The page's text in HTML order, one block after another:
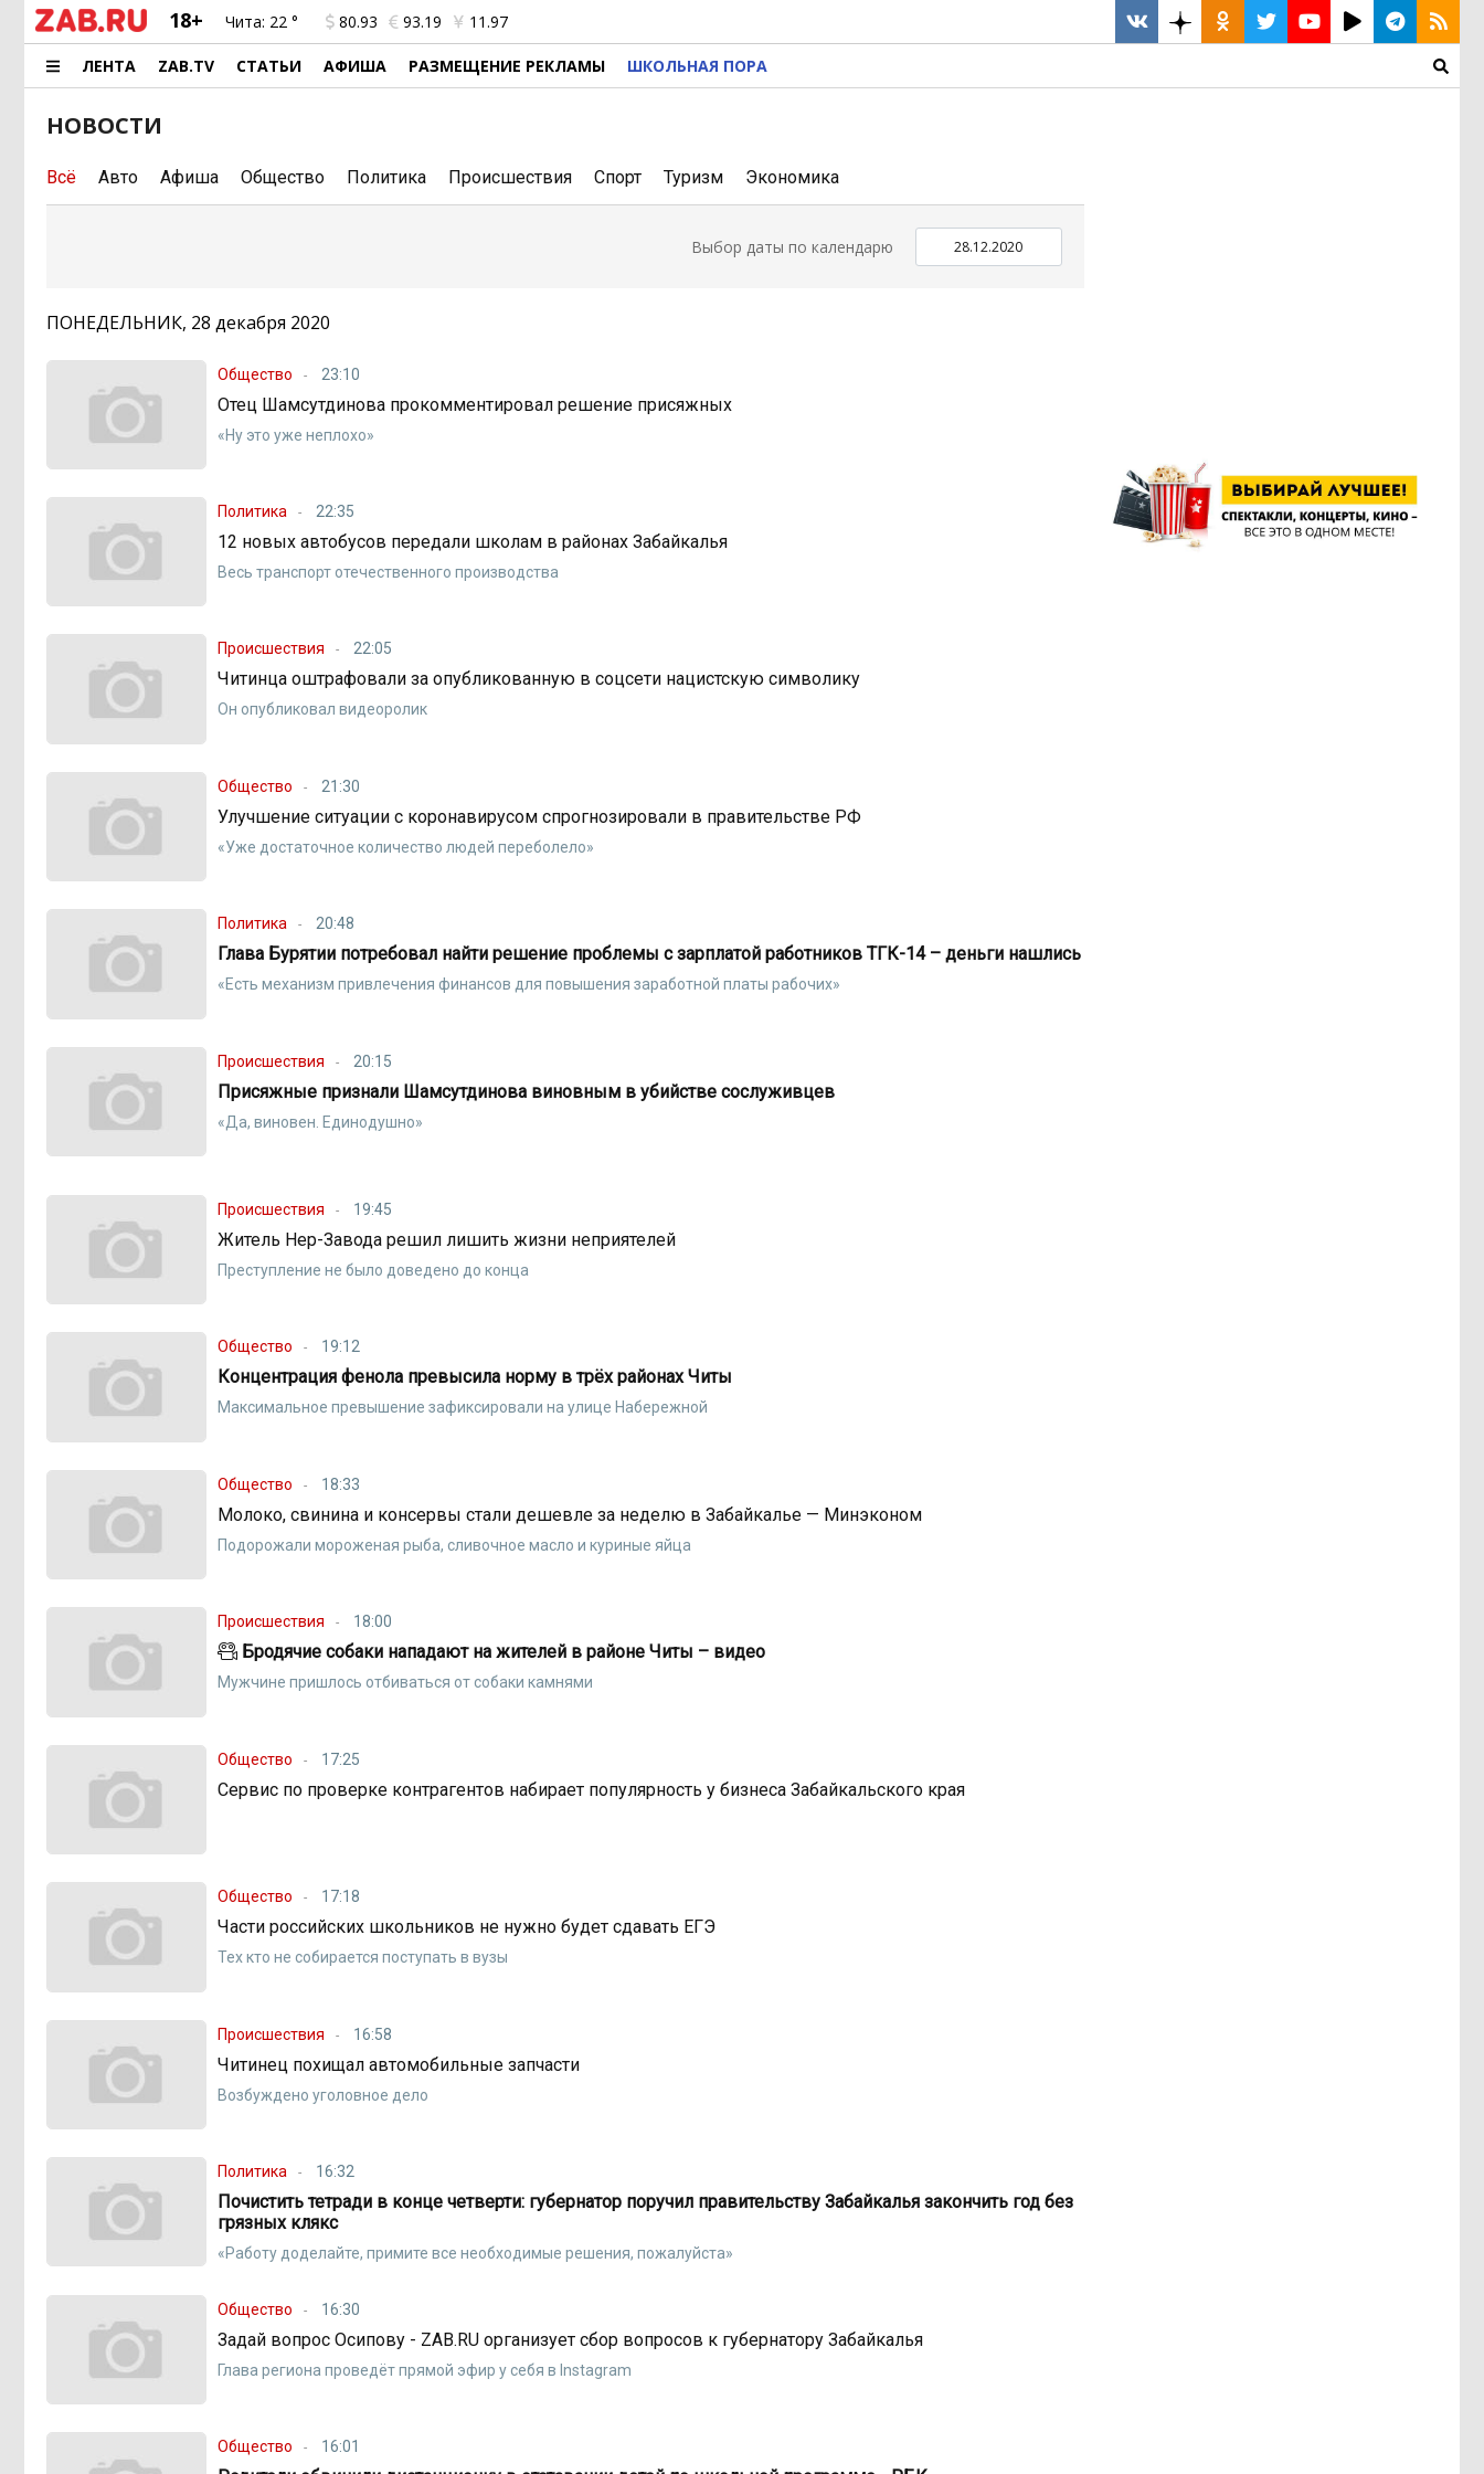
18+ Чита: 22 ° 80.93 93.19 11.97
ЛЕНТА ZAB.TV СТАТЬИ АФИША РАЗМЕЩЕНИЕ РЕКЛАМЫ ШКОЛЬНАЯ ПОРА
НОВОСТИ
Всё Авто Афиша Общество Политика Происшествия Спорт Туризм Экономика
Выбор даты по календарю
ПОНЕДЕЛЬНИК, 28 декабря 2020
Общество 23:10
Отец Шамсутдинова прокомментировал решение присяжных
«Ну это уже неплохо»
Политика 22:35
12 новых автобусов передали школам в районах Забайкалья
Весь транспорт отечественного производства
Происшествия 22:05
Читинца оштрафовали за опубликованную в соцсети нацистскую символику
Он опубликовал видеоролик
Общество 21:30
Улучшение ситуации с коронавирусом спрогнозировали в правительстве РФ
«Уже достаточное количество людей переболело»
Политика 20:48
Глава Бурятии потребовал найти решение проблемы с зарплатой работников ТГК-14 – деньги нашлись
«Есть механизм привлечения финансов для повышения заработной платы рабочих»
Происшествия 20:15
Присяжные признали Шамсутдинова виновным в убийстве сослуживцев
«Да, виновен. Единодушно»
Происшествия 19:45
Житель Нер-Завода решил лишить жизни неприятелей
Преступление не было доведено до конца
Общество 19:12
Концентрация фенола превысила норму в трёх районах Читы
Максимальное превышение зафиксировали на улице Набережной
Общество 18:33
Молоко, свинина и консервы стали дешевле за неделю в Забайкалье — Минэконом
Подорожали мороженая рыба, сливочное масло и куриные яйца
Происшествия 18:00
Бродячие собаки нападают на жителей в районе Читы – видео
Мужчине пришлось отбиваться от собаки камнями
Общество 17:25
Сервис по проверке контрагентов набирает популярность у бизнеса Забайкальского края
Общество 17:18
Части российских школьников не нужно будет сдавать ЕГЭ
Тех кто не собирается поступать в вузы
Происшествия 16:58
Читинец похищал автомобильные запчасти
Возбуждено уголовное дело
Политика 16:32
Почистить тетради в конце четверти: губернатор поручил правительству Забайкалья закончить год без
грязных клякс
«Работу доделайте, примите все необходимые решения, пожалуйста»
Общество 16:30
Задай вопрос Осипову - ZAB.RU организует сбор вопросов к губернатору Забайкалья
Глава региона проведёт прямой эфир у себя в Instagram
Общество 16:01